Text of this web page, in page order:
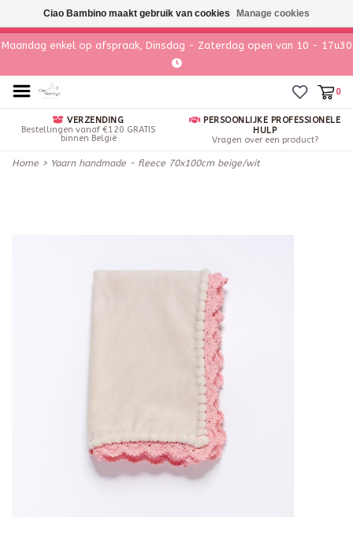
Maandag enkel op afspraak, Dinsdag - Zaterdag open van 10 - 17u30
0
VERZENDING
Bestellingen vanaf €120 GRATIS
binnen België
PERSOONLIJKE PROFESSIONELE
HULP
Vragen over een product?
Home > Yaarn handmade - fleece 70x100cm beige/wit
Ciao Bambino maakt gebruik van cookies Manage cookies